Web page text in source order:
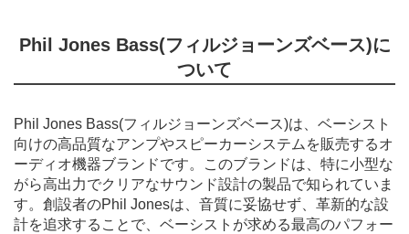
Phil Jones Bass(フィルジョーンズベース)に
ついて
Phil Jones Bass(フィルジョーンズベース)は、ベーシスト
向けの高品質なアンプやスピーカーシステムを販売するオ
ーディオ機器ブランドです。このブランドは、特に小型な
がら高出力でクリアなサウンド設計の製品で知られていま
す。創設者のPhil Jonesは、音質に妥協せず、革新的な設
計を追求することで、ベーシストが求める最高のパフォー